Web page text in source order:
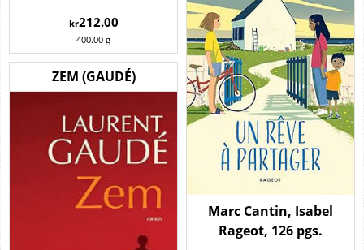
kr212.00
400.00 g
Marc Cantin, Isabel
Rageot, 126 pgs.
ZEM (GAUDÉ)